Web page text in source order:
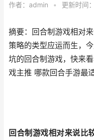
作者： admin • 更新时间
摘要：回合制游戏相对
策略的类型应运而生，
坑的回合制游戏，快来
戏主推 哪款回合手游最
回合制游戏相对来说比